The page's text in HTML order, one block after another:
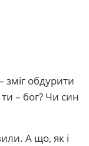
зміг обдурити
– бог? Чи син
А що, як і